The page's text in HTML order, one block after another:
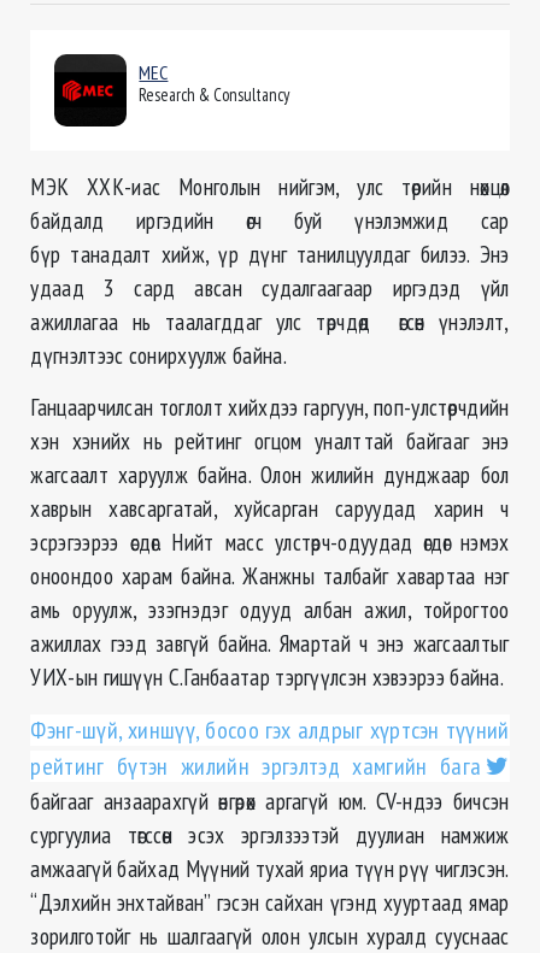
MEC
Research & Consultancy
MЭК ХХК-иас Монголын нийгэм, улс төрийн нөхцөл
байдалд иргэдийн өгч буй үнэлэмжид сар
бүр танадалт хийж, үр дүнг танилцуулдаг билээ. Энэ
удаад 3 сард авсан судалгаагаар иргэдэд үйл
ажиллагаа нь таалагддаг улс төрчдөд өгсөн үнэлэлт,
дүгнэлтээс сонирхуулж байна.
Ганцаарчилсан тоглолт хийхдээ гаргуун, поп-улстөрчдийн
хэн хэнийх нь рейтинг огцом уналттай байгааг энэ
жагсаалт харуулж байна. Олон жилийн дунджаар бол
хаврын хавсаргатай, хуйсарган саруудад харин ч
эсрэгээрээ өсдөг. Нийт масс улстөрч-одуудад өгдөг нэмэх
оноондоо харам байна. Жанжны талбайг хавартаа нэг
амь оруулж, эзэгнэдэг одууд албан ажил, тойрогтоо
ажиллах гээд завгүй байна. Ямартай ч энэ жагсаалтыг
УИХ-ын гишүүн С.Ганбаатар тэргүүлсэн хэвээрээ байна.
Фэнг-шүй, хиншүү, босоо гэх алдрыг хүртсэн түүний
рейтинг бүтэн жилийн эргэлтэд хамгийн бага
байгааг анзаарахгүй өнгөрөх аргагүй юм. CV-ндээ бичсэн
сургуулиа төгссөн эсэх эргэлзээтэй дуулиан намжиж
амжаагүй байхад Мүүний тухай яриа түүн рүү чиглэсэн.
“Дэлхийн энхтайван” гэсэн сайхан үгэнд хууртаад ямар
зорилготойг нь шалгаагүй олон улсын хуралд сууснаас